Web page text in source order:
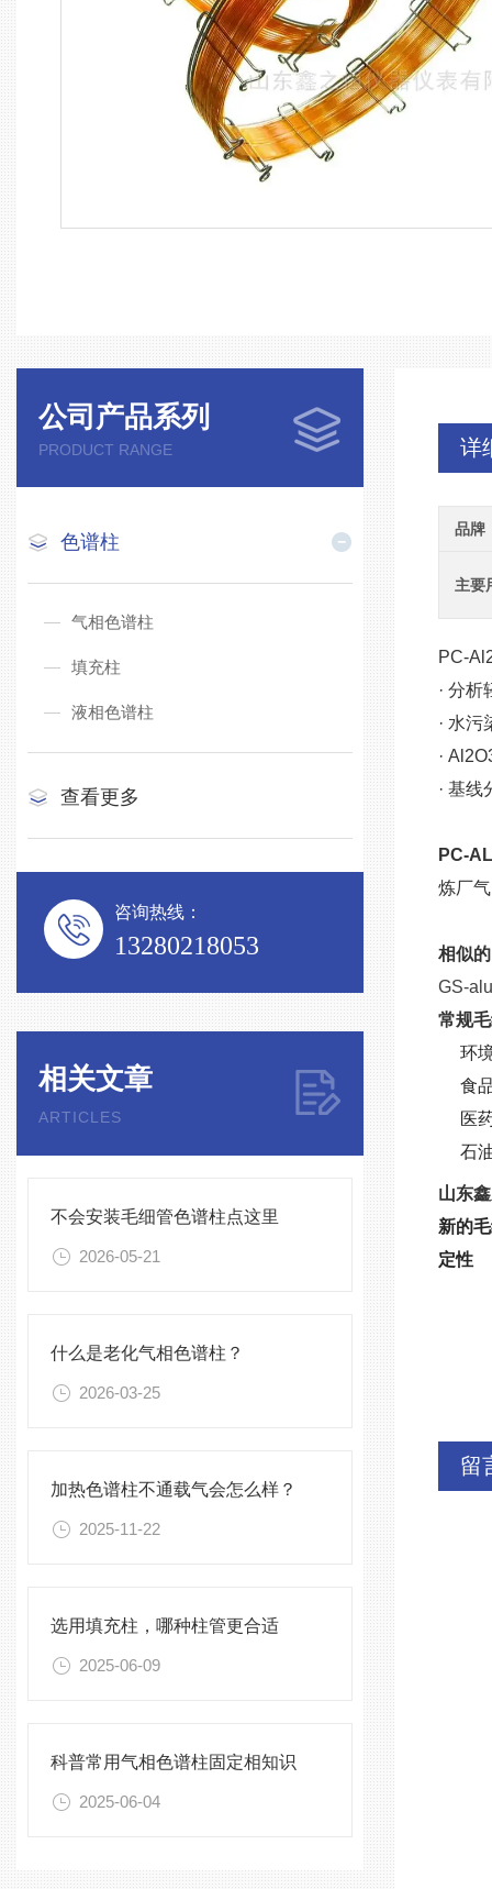
公司产品系列
PRODUCT RANGE
色谱柱
气相色谱柱
填充柱
液相色谱柱
查看更多
咨询热线：
13280218053
相关文章
ARTICLES
不会安装毛细管色谱柱点这里
2026-05-21
什么是老化气相色谱柱？
2026-03-25
加热色谱柱不通载气会怎么样？
2025-11-22
选用填充柱，哪种柱管更合适
2025-06-09
科普常用气相色谱柱固定相知识
2025-06-04
详
品牌
主要
PC-
· 分
· 水污
·
· 基
PC-
炼厂
相似
GS-
常规
环
食
医
石
山东
新的
定性
留